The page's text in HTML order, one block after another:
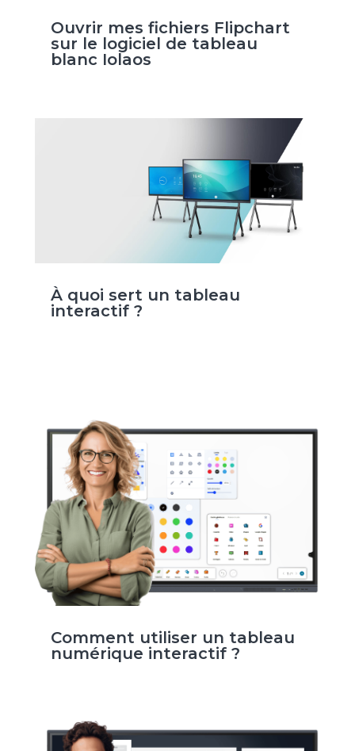
Ouvrir mes fichiers Flipchart
sur le logiciel de tableau
blanc Iolaos
À quoi sert un tableau
interactif ?
Comment utiliser un tableau
numérique interactif ?